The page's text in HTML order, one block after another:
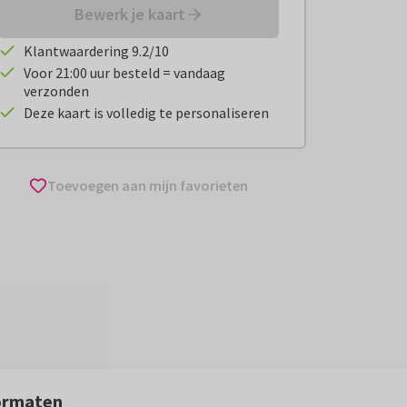
Bewerk je kaart
Klantwaardering 9.2/10
Voor 21:00 uur besteld = vandaag
verzonden
Deze kaart is volledig te personaliseren
Toevoegen aan mijn favorieten